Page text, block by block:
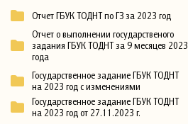
Отчет ГБУК ТОДНТ по ГЗ за 2023 год
Отчет о выполнении государственого
задания ГБУК ТОДНТ за 9 месяцев 2023
года
Государственное задание ГБУК ТОДНТ
на 2023 год с изменениями
Государственное задание ГБУК ТОДНТ
на 2023 год от 27.11.2023 г.